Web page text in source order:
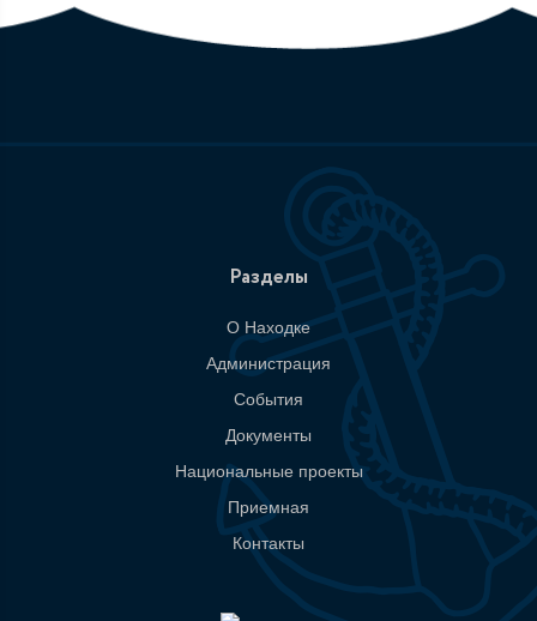
Разделы
О Находке
Администрация
События
Документы
Национальные проекты
Приемная
Контакты